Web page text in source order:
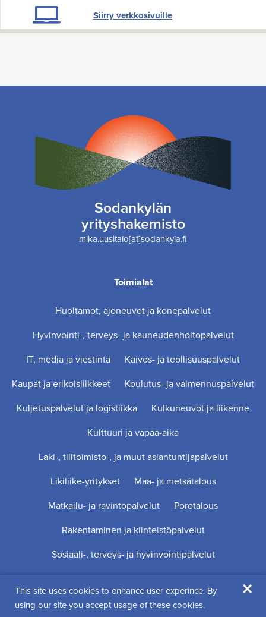
Siirry verkkosivuille
Sodankylän
yrityshakemisto
mika.uusitalo[at]sodankyla.fi
Toimialat
Huoltamot, ajoneuvot ja konepalvelut
Hyvinvointi-, terveys- ja kauneudenhoitopalvelut
IT, media ja viestintä
Kaivos- ja teollisuuspalvelut
Kaupat ja erikoisliikkeet
Koulutus- ja valmennuspalvelut
Kuljetuspalvelut ja logistiikka
Kulkuneuvot ja liikenne
Kulttuuri ja vapaa-aika
Laki-, tilitoimisto-, ja muut asiantuntijapalvelut
Likiliike-yritykset
Maa- ja metsätalous
Matkailu- ja ravintopalvelut
Porotalous
Rakentaminen ja kiinteistöpalvelut
Sosiaali-, terveys- ja hyvinvointipalvelut
This site uses cookies to enhance user experince. By
using our site you accept usage of these cookies.
×